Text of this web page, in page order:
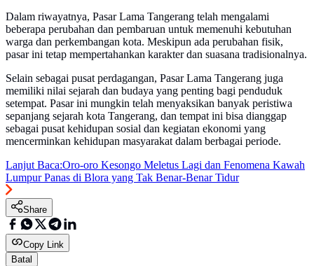
Dalam riwayatnya, Pasar Lama Tangerang telah mengalami
beberapa perubahan dan pembaruan untuk memenuhi kebutuhan
warga dan perkembangan kota. Meskipun ada perubahan fisik,
pasar ini tetap mempertahankan karakter dan suasana tradisionalnya.
Selain sebagai pusat perdagangan, Pasar Lama Tangerang juga
memiliki nilai sejarah dan budaya yang penting bagi penduduk
setempat. Pasar ini mungkin telah menyaksikan banyak peristiwa
sepanjang sejarah kota Tangerang, dan tempat ini bisa dianggap
sebagai pusat kehidupan sosial dan kegiatan ekonomi yang
mencerminkan kehidupan masyarakat dalam berbagai periode.
Lanjut Baca:Oro-oro Kesongo Meletus Lagi dan Fenomena Kawah
Lumpur Panas di Blora yang Tak Benar-Benar Tidur
Share
Copy Link
Batal